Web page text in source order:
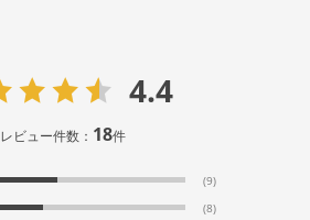
4.4
レビュー件数： 18件
(9)
(8)